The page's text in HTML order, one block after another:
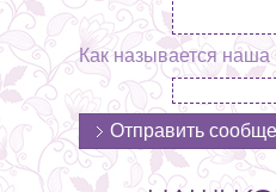
Как называется наша